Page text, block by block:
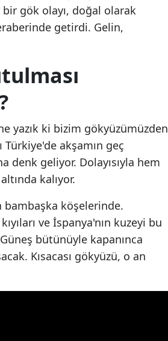
gök olayı, doğal olarak
getirdi. Gelin,
yazık ki bizim gökyüzümüzden
akşamın geç
geliyor. Dolayısıyla hem
kalıyor.
bambaşka köşelerinde.
ve İspanya'nın kuzeyi bu
bütünüyle kapanınca
Kısacası gökyüzü, o an